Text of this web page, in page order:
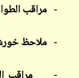
- مراقب
- ملاحظ